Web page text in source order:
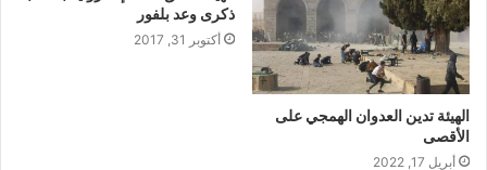
الهيئة تدين العدوان الهمجي على
الأقصى
أبريل 17, 2022
ذكرى وعد بلفور
أكتوبر 31, 2017